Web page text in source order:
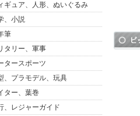
ギュア、人形、ぬいぐるみ
、小説
筆
タリー、軍事
タースポーツ
、プラモデル、玩具
ター、葉巻
、レジャーガイド